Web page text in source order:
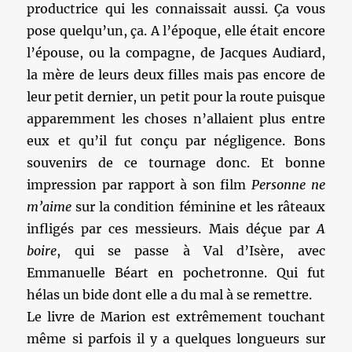
productrice qui les connaissait aussi. Ça vous
pose quelqu’un, ça. A l’époque, elle était encore
l’épouse, ou la compagne, de Jacques Audiard,
la mère de leurs deux filles mais pas encore de
leur petit dernier, un petit pour la route puisque
apparemment les choses n’allaient plus entre
eux et qu’il fut conçu par négligence. Bons
souvenirs de ce tournage donc. Et bonne
impression par rapport à son film Personne ne
m’aime sur la condition féminine et les râteaux
infligés par ces messieurs. Mais déçue parA
boire, qui se passe à Val d’Isère, avec
Emmanuelle Béart en pochetronne. Qui fut
hélas un bide dont elle a du mal à se remettre.
Le livre de Marion est extrêmement touchant
même si parfois il y a quelques longueurs sur